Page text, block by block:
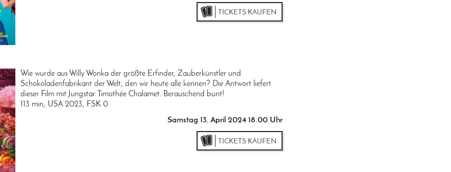
TICKETS KAUFEN
Wie wurde aus Willy Wonka der größte Erfinder, Zauberkünstler und
Schokoladenfabrikant der Welt, den wir heute alle kennen? Die Antwort liefert
dieser Film mit Jungstar Timothée Chalamet. Berauschend bunt!
113 min, USA 2023, FSK 0
Samstag 13. April 2024 18.00 Uhr
TICKETS KAUFEN